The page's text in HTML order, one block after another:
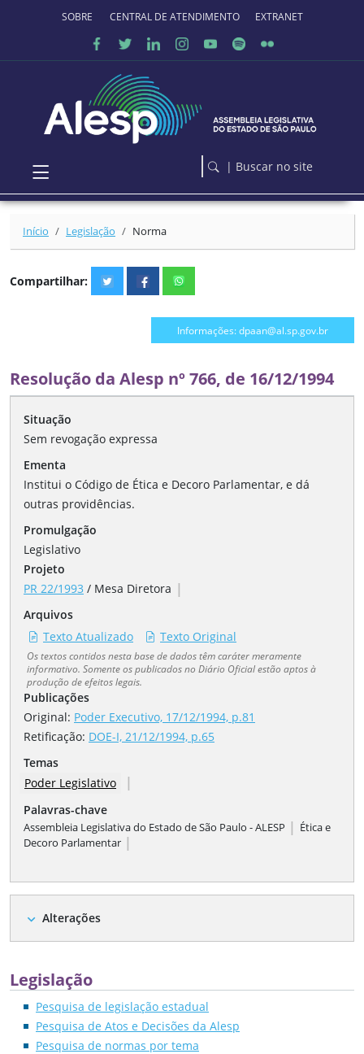
Ir para o conteúdo principal
SOBRE O PORTALCENTRAL DE ATENDIMENTO EXTRANET
| Buscar no site
Início Legislação Norma
Compartilhar:
Informações: dpaan@al.sp.gov.br
Resolução da Alesp nº 766, de 16/12/1994
Situação
Sem revogação expressa
Ementa
Institui o Código de Ética e Decoro Parlamentar, e dá
outras providências.
Promulgação
Legislativo
Projeto
PR 22/1993 / Mesa Diretora |
Arquivos
Texto Atualizado
Texto Original
Os textos contidos nesta base de dados têm caráter meramente
informativo. Somente os publicados no Diário Oficial estão aptos à
produção de efeitos legais.
Publicações
Original: Poder Executivo, 17/12/1994, p.81
Retificação: DOE-I, 21/12/1994, p.65
Temas
Poder Legislativo
|
Palavras-chave
Assembleia Legislativa do Estado de São Paulo - ALESP | Ética e
Decoro Parlamentar |
expand_more Alterações
Legislação
Pesquisa de legislação estadual
Pesquisa de Atos e Decisões da Alesp
Pesquisa de normas por tema